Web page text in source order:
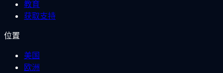
教育
获取支持
位置
美国
欧洲